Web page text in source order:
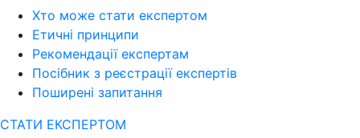
Хто може стати експертом
Етичні принципи
Рекомендації експертам
Посібник з реєстрації експертів
Поширені запитання
СТАТИ ЕКСПЕРТОМ